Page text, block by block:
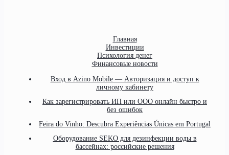
Главная
Инвестиции
Психология денег
Финансовые новости
Вход в Azino Mobile — Авторизация и доступ к
личному кабинету
Как зарегистрировать ИП или ООО онлайн быстро и
без ошибок
Feira do Vinho: Descubra Experiências Únicas em Portugal
Оборудование SEKO для дезинфекции воды в
бассейнах: российские решения